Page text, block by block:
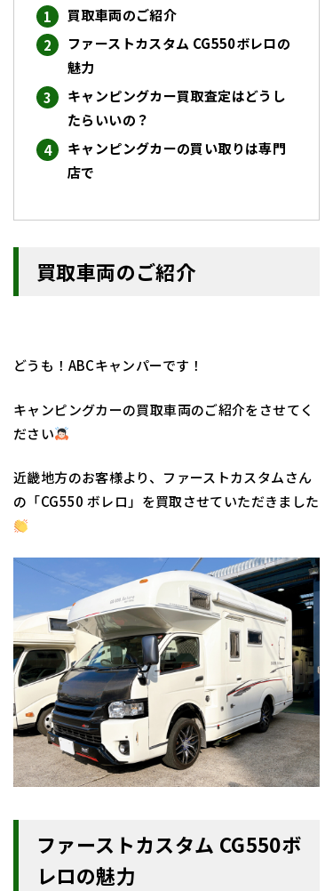
買取車両のご紹介
ファーストカスタム CG550ボレロの
魅力
キャンピングカー買取査定はどうし
たらいいの？
キャンピングカーの買い取りは専門
店で
買取車両のご紹介
どうも！ABCキャンパーです！
キャンピングカーの買取車両のご紹介をさせてく
ださい
近畿地方のお客様より、ファーストカスタムさん
の「CG550 ボレロ」を買取させていただきました
ファーストカスタム CG550ボ
レロの魅力